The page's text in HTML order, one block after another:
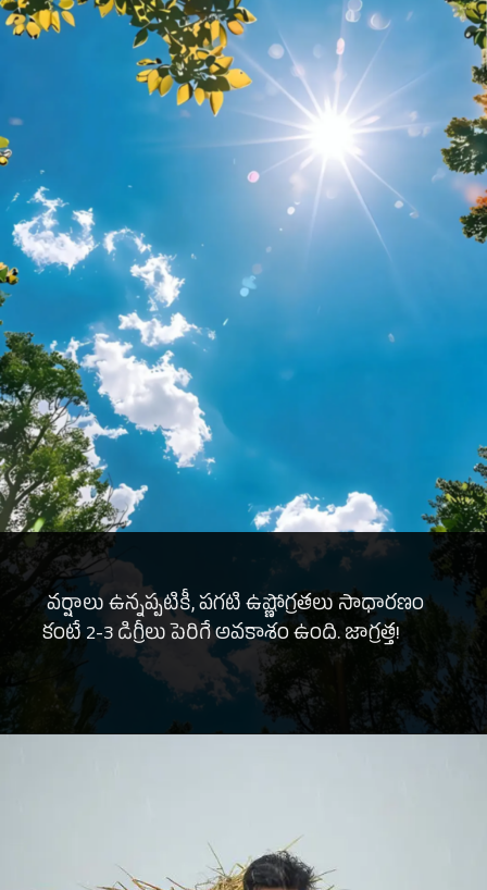
వర్షాలు ఉన్నప్పటికీ, పగటి ఉష్ణోగ్రతలు సాధారణం
కంటే 2-3 డిగ్రీలు పెరిగే అవకాశం ఉంది. జాగ్రత్త!